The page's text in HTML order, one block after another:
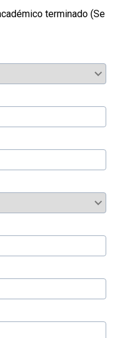
terminado (Se